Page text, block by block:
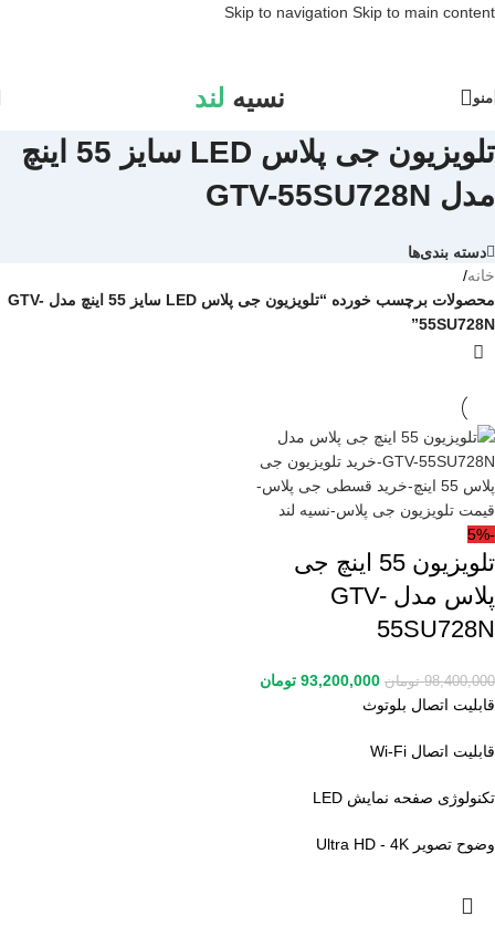
Skip to navigation Skip to main content
منو نسیه لند
تلویزیون جی پلاس LED سایز 55 اینچ
مدل GTV-55SU728N
دسته بندی‌ها
خانه/
محصولات برچسب خورده “تلویزیون جی پلاس LED سایز 55 اینچ مدل GTV-
55SU728N”
-5%
تلویزیون 55 اینچ جی
پلاس مدل GTV-
55SU728N
98,400,000 تومان 93,200,000 تومان
قابلیت اتصال بلوتوث
قابلیت اتصال Wi-Fi
تکنولوژی صفحه نمایش LED
وضوح تصویر Ultra HD - 4K